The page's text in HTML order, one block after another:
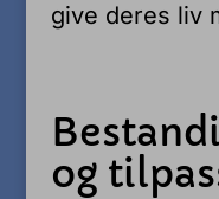
give deres liv
og